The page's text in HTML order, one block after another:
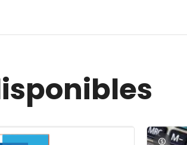
DES APPROVISIONNEMENTSImage